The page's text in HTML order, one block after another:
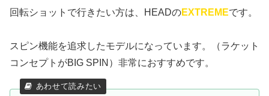
回転ショットで行きたい方は、HEADのEXTREMEです。
スピン機能を追求したモデルになっています。（ラケット
コンセプトがBIG SPIN）非常におすすめです。